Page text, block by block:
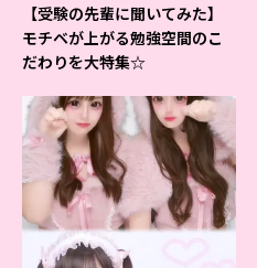
【受験の先輩に聞いてみた】
モチベが上がる勉強空間のこ
だわりを大特集☆